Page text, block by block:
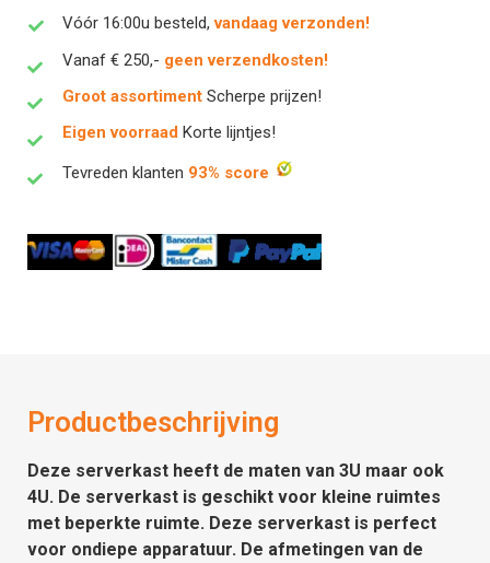
Vóór 16:00u besteld,vandaag verzonden!
Vanaf € 250,- geen verzendkosten!
Groot assortiment Scherpe prijzen!
Eigen voorraad Korte lijntjes!
Tevreden klanten 93% score
Productbeschrijving
Deze serverkast heeft de maten van 3U maar ook
4U. De serverkast is geschikt voor kleine ruimtes
met beperkte ruimte. Deze serverkast is perfect
voor ondiepe apparatuur. De afmetingen van de